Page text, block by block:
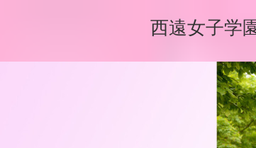
西遠女子学